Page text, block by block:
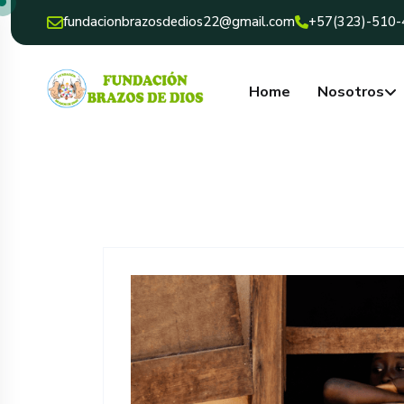
fundacionbrazosdedios22@gmail.com +57(323)-
Home Nosotros